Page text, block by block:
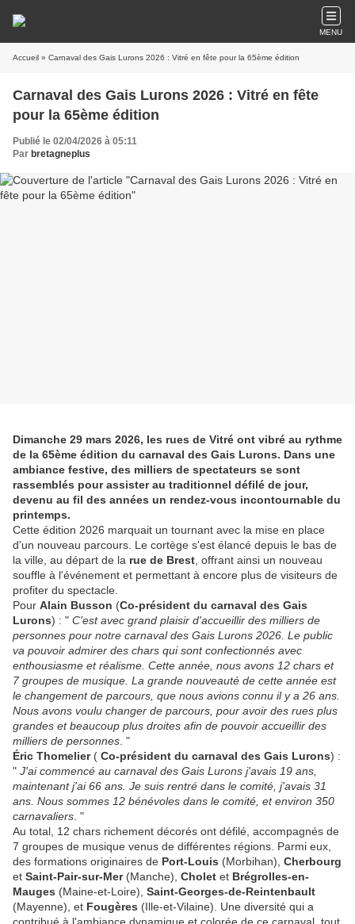
MENU
Accueil » Carnaval des Gais Lurons 2026 : Vitré en fête pour la 65ème édition
Carnaval des Gais Lurons 2026 : Vitré en fête
pour la 65ème édition
Publié le 02/04/2026 à 05:11
Par bretagneplus
Dimanche 29 mars 2026, les rues de Vitré ont vibré au rythme
de la 65ème édition du carnaval des Gais Lurons. Dans une
ambiance festive, des milliers de spectateurs se sont
rassemblés pour assister au traditionnel défilé de jour,
devenu au fil des années un rendez-vous incontournable du
printemps.
Cette édition 2026 marquait un tournant avec la mise en place
d'un nouveau parcours. Le cortège s'est élancé depuis le bas de
la ville, au départ de la rue de Brest , offrant ainsi un nouveau
souffle à l'événement et permettant à encore plus de visiteurs de
profiter du spectacle.
Pour Alain Busson (Co-président du carnaval des Gais
Lurons) : " C'est avec grand plaisir d'accueillir des milliers de
personnes pour notre carnaval des Gais Lurons 2026. Le public
va pouvoir admirer des chars qui sont confectionnés avec
enthousiasme et réalisme. Cette année, nous avons 12 chars et
7 groupes de musique. La grande nouveauté de cette année est
le changement de parcours, que nous avions connu il y a 26 ans.
Nous avons voulu changer de parcours, pour avoir des rues plus
grandes et beaucoup plus droites afin de pouvoir accueillir des
milliers de personnes . "
Éric Thomelier( Co-président du carnaval des Gais Lurons) :
" J'ai commencé au carnaval des Gais Lurons j'avais 19 ans,
maintenant j'ai 66 ans. Je suis rentré dans le comité, j'avais 31
ans. Nous sommes 12 bénévoles dans le comité, et environ 350
carnavaliers . "
Au total, 12 chars richement décorés ont défilé, accompagnés de
7 groupes de musique venus de différentes régions. Parmi eux,
des formations originaires de Port-Louis (Morbihan), Cherbourg
et Saint-Pair-sur-Mer(Manche), Cholet et Brégrolles-en-
Mauges (Maine-et-Loire), Saint-Georges-de-Reintenbault
(Mayenne), et Fougères (Ille-et-Vilaine). Une diversité qui a